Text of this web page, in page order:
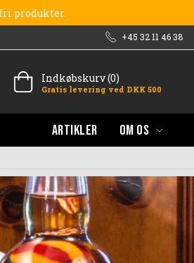
produkter.
+45 32 11 46 38
Indkøbskurv (0)
Gratis levering ved DKK 500
ARTIKLER OM OS